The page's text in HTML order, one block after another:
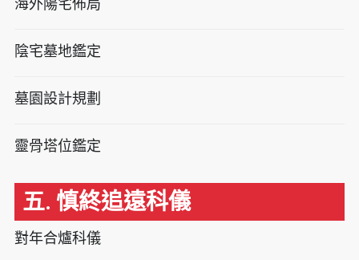
海外陽宅佈局
陰宅墓地鑑定
墓園設計規劃
靈骨塔位鑑定
五. 慎終追遠科儀
對年合爐科儀